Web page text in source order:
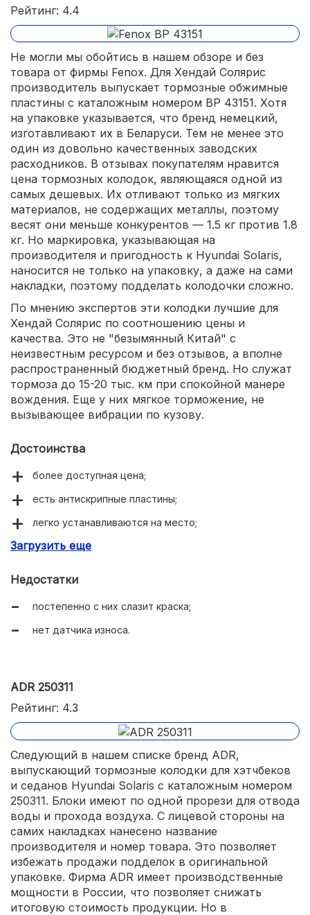
Рейтинг: 4.4
Не могли мы обойтись в нашем обзоре и без
товара от фирмы Fenox. Для Хендай Солярис
производитель выпускает тормозные обжимные
пластины с каталожным номером BP 43151. Хотя
на упаковке указывается, что бренд немецкий,
изготавливают их в Беларуси. Тем не менее это
один из довольно качественных заводских
расходников. В отзывах покупателям нравится
цена тормозных колодок, являющаяся одной из
самых дешевых. Их отливают только из мягких
материалов, не содержащих металлы, поэтому
весят они меньше конкурентов — 1.5 кг против 1.8
кг. Но маркировка, указывающая на
производителя и пригодность к Hyundai Solaris,
наносится не только на упаковку, а даже на сами
накладки, поэтому подделать колодочки сложно.
По мнению экспертов эти колодки лучшие для
Хендай Солярис по соотношению цены и
качества. Это не "безымянный Китай" с
неизвестным ресурсом и без отзывов, а вполне
распространенный бюджетный бренд. Но служат
тормоза до 15-20 тыс. км при спокойной манере
вождения. Еще у них мягкое торможение, не
вызывающее вибрации по кузову.
Достоинства
более доступная цена;
есть антискрипные пластины;
легко устанавливаются на место;
маркировка прописана на самих накладках.
Загрузить еще
Недостатки
постепенно с них слазит краска;
нет датчика износа.
ADR 250311
Рейтинг: 4.3
Следующий в нашем списке бренд ADR,
выпускающий тормозные колодки для хэтчбеков
и седанов Hyundai Solaris с каталожным номером
250311. Блоки имеют по одной прорези для отвода
воды и прохода воздуха. С лицевой стороны на
самих накладках нанесено название
производителя и номер товара. Это позволяет
избежать продажи подделок в оригинальной
упаковке. Фирма ADR имеет производственные
мощности в России, что позволяет снижать
итоговую стоимость продукции. Но в